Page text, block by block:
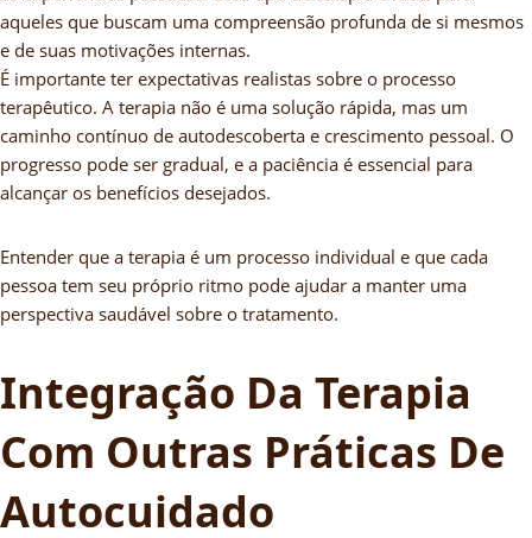
aqueles que buscam uma compreensão profunda de si mesmos
e de suas motivações internas.
É importante ter expectativas realistas sobre o processo
terapêutico. A terapia não é uma solução rápida, mas um
caminho contínuo de autodescoberta e crescimento pessoal. O
progresso pode ser gradual, e a paciência é essencial para
alcançar os benefícios desejados.
Entender que a terapia é um processo individual e que cada
pessoa tem seu próprio ritmo pode ajudar a manter uma
perspectiva saudável sobre o tratamento.
Integração Da Terapia
Com Outras Práticas De
Autocuidado